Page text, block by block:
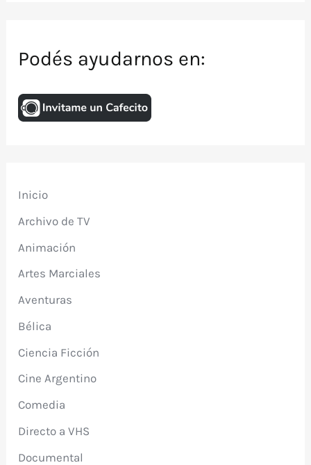
Podés ayudarnos en:
Inicio
Archivo de TV
Animación
Artes Marciales
Aventuras
Bélica
Ciencia Ficción
Cine Argentino
Comedia
Directo a VHS
Documental